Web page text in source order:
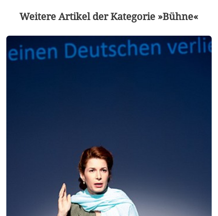
Weitere Artikel der Kategorie »Bühne«